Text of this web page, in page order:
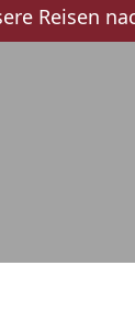
Reisen